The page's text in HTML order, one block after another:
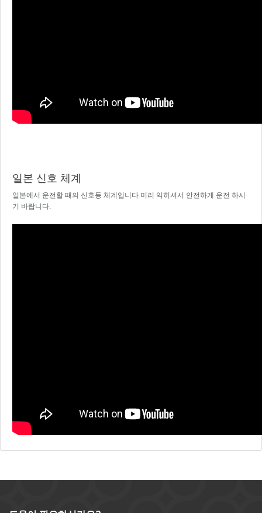
일본 신호 체계
일본에서 운전할 때의 신호등 체계입니다 미리 익히셔서 안전하게 운전 하시
기 바랍니다.